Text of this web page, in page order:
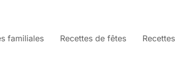
familiales Recettes de fêtes